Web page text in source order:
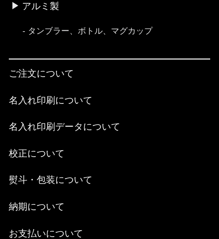
アルミ製
タンブラー、ボトル、マグカップ
ご注文について
名入れ印刷について
名入れ印刷データについて
校正について
熨斗・包装について
納期について
お支払いについて